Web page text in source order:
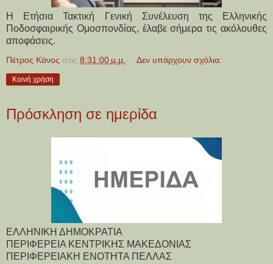
Η Ετήσια Τακτική Γενική Συνέλευση της Ελληνικής
Ποδοσφαιρικής Ομοσπονδίας, έλαβε σήμερα τις ακόλουθες
αποφάσεις.
Πέτρος Κάνος στις 8:31:00 μ.μ. Δεν υπάρχουν σχόλια:
Κοινή χρήση
Πρόσκληση σε ημερίδα
ΕΛΛΗΝΙΚΗ ΔΗΜΟΚΡΑΤΙΑ
ΠΕΡΙΦΕΡΕΙΑ ΚΕΝΤΡΙΚΗΣ ΜΑΚΕΔΟΝΙΑΣ
ΠΕΡΙΦΕΡΕΙΑΚΗ ΕΝΟΤΗΤΑ ΠΕΛΛΑΣ